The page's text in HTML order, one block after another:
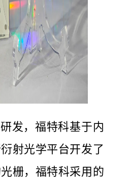
发，福特科基于内
射光学平台开发了
栅，福特科采用的